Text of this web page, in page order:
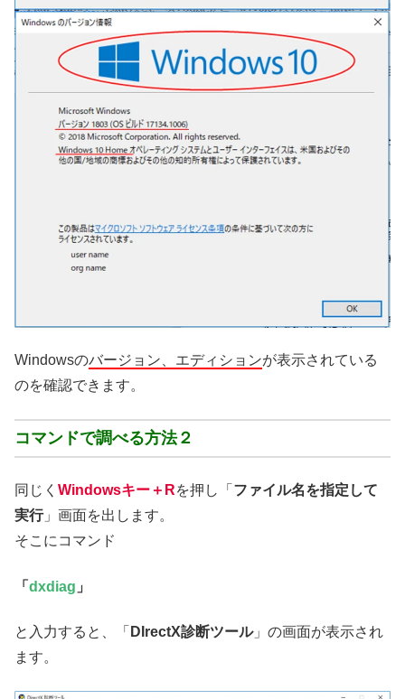
Windowsのバージョン、エディションが表示されている
のを確認できます。
コマンドで調べる方法２
同じく Windowsキー＋Rを押し「 ファイル名を指定して
実行」画面を出します。
そこにコマンド
「 dxdiag 」
と入力すると、「 DIrectX診断ツール」の画面が表示され
ます。